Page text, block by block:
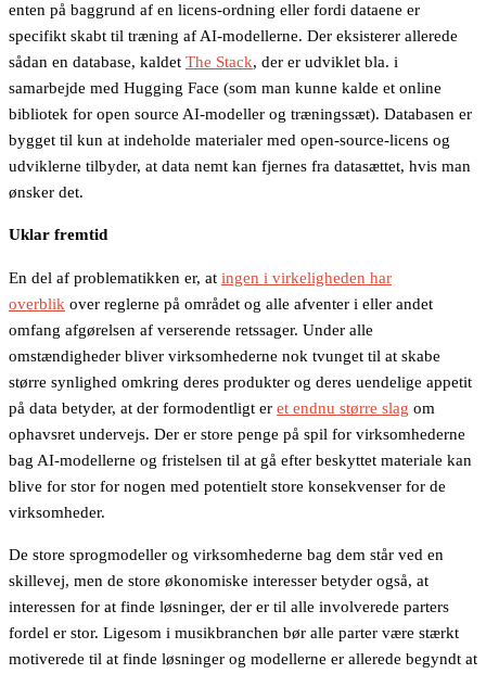
enten på baggrund af en licens-ordning eller fordi dataene er
specifikt skabt til træning af AI-modellerne. Der eksisterer allerede
sådan en database, kaldet The Stack, der er udviklet bla. i
samarbejde med Hugging Face (som man kunne kalde et online
bibliotek for open source AI-modeller og træningssæt). Databasen er
bygget til kun at indeholde materialer med open-source-licens og
udviklerne tilbyder, at data nemt kan fjernes fra datasættet, hvis man
ønsker det.
Uklar fremtid
En del af problematikken er, at ingen i virkeligheden har
overblik over reglerne på området og alle afventer i eller andet
omfang afgørelsen af verserende retssager. Under alle
omstændigheder bliver virksomhederne nok tvunget til at skabe
større synlighed omkring deres produkter og deres uendelige appetit
på data betyder, at der formodentligt er et endnu større slag om
ophavsret undervejs. Der er store penge på spil for virksomhederne
bag AI-modellerne og fristelsen til at gå efter beskyttet materiale kan
blive for stor for nogen med potentielt store konsekvenser for de
virksomheder.
De store sprogmodeller og virksomhederne bag dem står ved en
skillevej, men de store økonomiske interesser betyder også, at
interessen for at finde løsninger, der er til alle involverede parters
fordel er stor. Ligesom i musikbranchen bør alle parter være stærkt
motiverede til at finde løsninger og modellerne er allerede begyndt at